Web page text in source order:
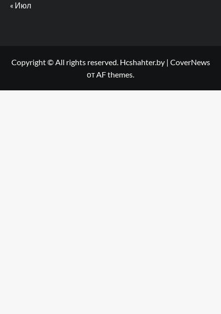
« Июл
Copyright © All rights reserved. Hcshahter.by | CoverNews
от AF themes.